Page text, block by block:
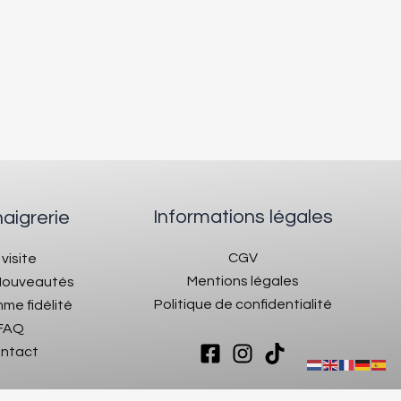
visite
fidélité
Informations légales
CGV
Mentions légales
Politique de confidentialité